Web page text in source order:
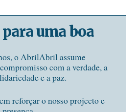
uma boa
o AbrilAbril assume
com a verdade, a
e a paz.
reforçar o nosso projecto e